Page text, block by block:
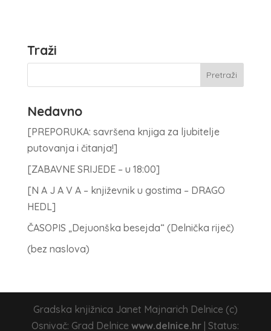
Traži
Nedavno
[PREPORUKA: savršena knjiga za ljubitelje
putovanja i čitanja!]
[ZABAVNE SRIJEDE – u 18:00]
[N A J A V A – književnik u gostima – DRAGO
HEDL]
ČASOPIS „Dejuonška besejda“ (Delnička riječ)
(bez naslova)
Gradska knjižnica Janet Majnarich Delnice (c)
Osnivač: Grad Delnicewww.delnice.hr | Status: